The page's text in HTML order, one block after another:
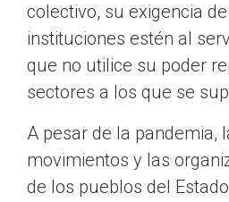
colectivo, su exigencia
instituciones estén al
que no utilice su poder
sectores a los que se
A pesar de la pandemia,
movimientos y las
de los pueblos del